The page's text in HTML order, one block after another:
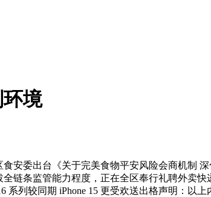
境
委出台《关于完美食物平安风险会商机制
链条监管能力程度，正在全区奉行礼聘外卖
系列较同期 iPhone 15 更受欢送出格声明：以